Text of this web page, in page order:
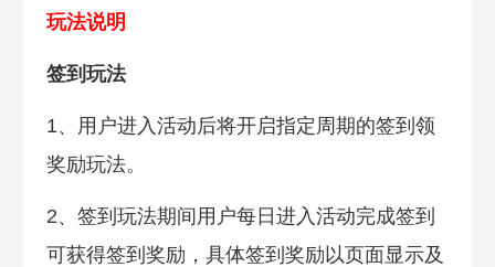
玩法说明
签到玩法
1、用户进入活动后将开启指定周期的签到领
奖励玩法。
2、签到玩法期间用户每日进入活动完成签到
可获得签到奖励，具体签到奖励以页面显示及